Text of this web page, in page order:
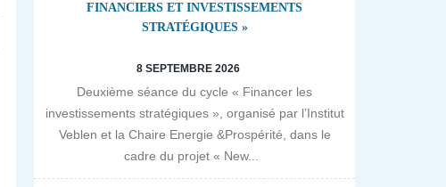
FINANCIERS ET INVESTISSEMENTS
STRATÉGIQUES »
8 SEPTEMBRE 2026
Deuxième séance du cycle « Financer les
investissements stratégiques », organisé par l’Institut
Veblen et la Chaire Energie &Prospérité, dans le
cadre du projet « New...